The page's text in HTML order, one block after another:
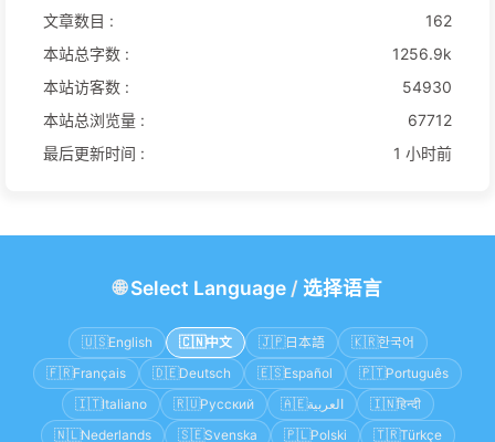
文章数目 :
162
本站总字数 :
1256.9k
本站访客数 :
54930
本站总浏览量 :
67712
最后更新时间 :
1 小时前
🌐Select Language/ 选择语言
🇺🇸English 🇨🇳 中文 🇯🇵日本語 🇰🇷한국어
🇫🇷Français 🇩🇪Deutsch 🇪🇸Español 🇵🇹Português
🇮🇹Italiano 🇷🇺Русский 🇦🇪العربية 🇮🇳हिन्दी
🇳🇱Nederlands 🇸🇪Svenska 🇵🇱Polski 🇹🇷Türkçe